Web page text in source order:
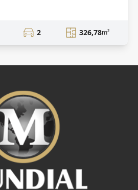
2 326,78m²